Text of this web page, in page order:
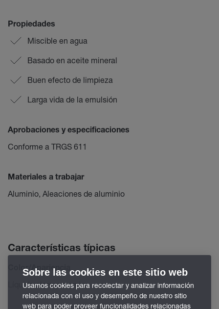
Propiedades
Miscible en agua
Basado en aceite mineral
Buen efecto de limpieza
Larga vida de la emulsión
Aprobaciones y especificaciones
Conforme a TRGS 611
Materiales a trabajar
Aluminio, Aleaciones de aluminio
Características típicas
Color/Apariencia
Líquido claro y marrón
Sobre las cookies en este sitio web
Usamos cookies para recolectar y analizar información
relacionada con el uso y desempeño de nuestro sitio
web para poder proveer funcionalidades relacionadas